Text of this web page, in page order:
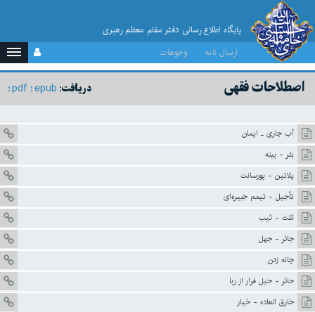
پایگاه اطلاع رسانی دفتر مقام معظم رهبری
ارسال نامه
وجوهات
دریافت: epub
pdf اصطلاحات فقهى
آب جارى ـ ايمان
بئر - بينه
پلاتين - پورسانت
تأجيل - تيمم جبيره‌اى
ثلث - ثيب
جائر - جهل
چانه زدن
حائر - حيل فرار از ربا
خارق العاده - خيار